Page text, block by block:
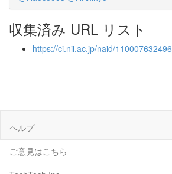
収集済み URL リスト
https://ci.nii.ac.jp/naid/110007632496
ヘルプ
ご意見はこちら